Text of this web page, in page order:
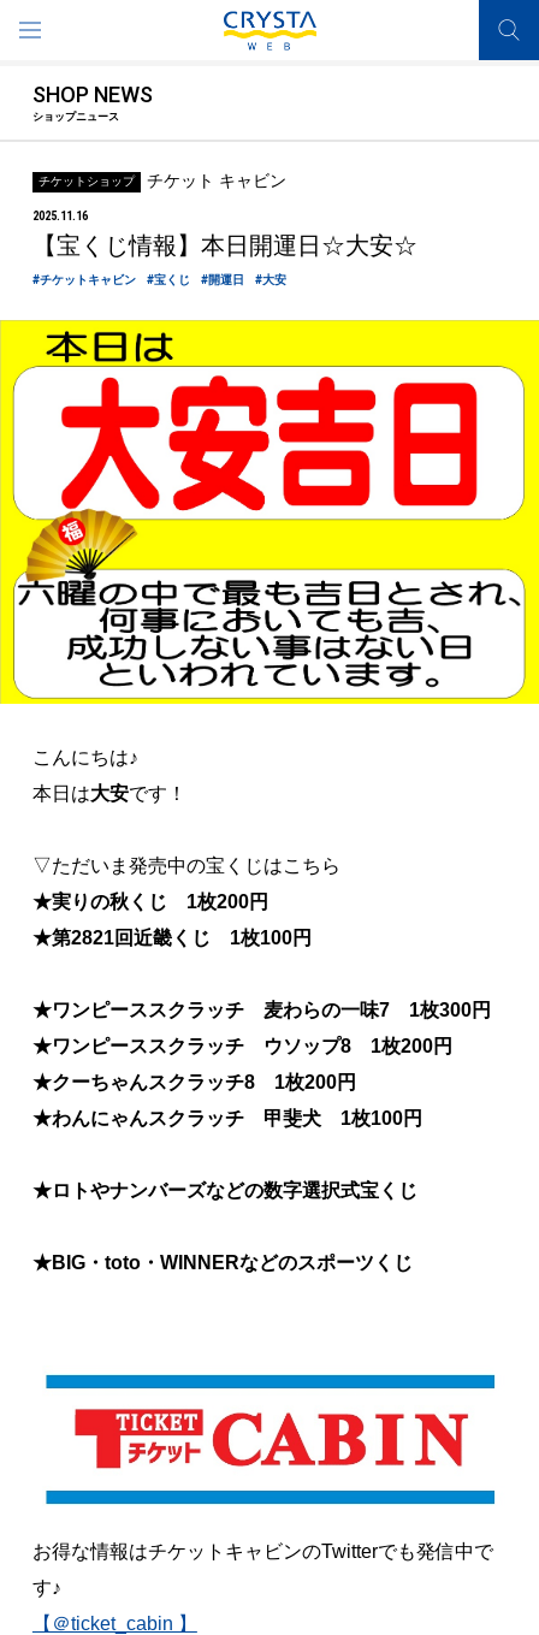
SHOP NEWS
ショップニュース
2025.11.16
チケットショップ チケット キャビン
【宝くじ情報】本日開運日☆大安☆
#チケットキャビン #宝くじ #開運日 #大安
こんにちは♪
本日は大安です！
▽ただいま発売中の宝くじはこちら
★実りの秋くじ 1枚200円
★第2821回近畿くじ 1枚100円
★ワンピーススクラッチ 麦わらの一味7 1枚300円
★ワンピーススクラッチ ウソップ8 1枚200円
★クーちゃんスクラッチ8 1枚200円
★わんにゃんスクラッチ 甲斐犬 1枚100円
★ロトやナンバーズなどの数字選択式宝くじ
★BIG・toto・WINNERなどのスポーツくじ
お得な情報はチケットキャビンのTwitterでも発信中で
す♪
【＠ticket_cabin 】